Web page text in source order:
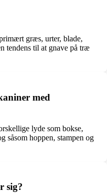
græs, urter, blade,
tendens til at gnave på træ
med
lyde som bokse,
såsom hoppen, stampen og
sig?